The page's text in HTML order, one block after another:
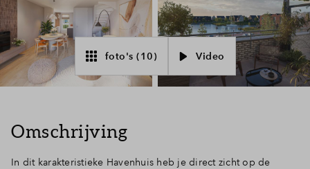
Inloggen
foto's (10) Video
Omschrijving
In dit karakteristieke Havenhuis heb je direct zicht op de